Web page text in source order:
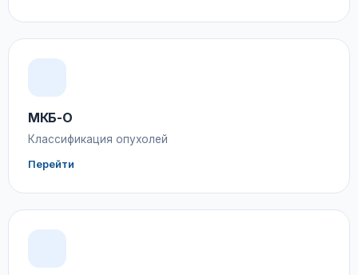
МКБ-О
Классификация опухолей
Перейти